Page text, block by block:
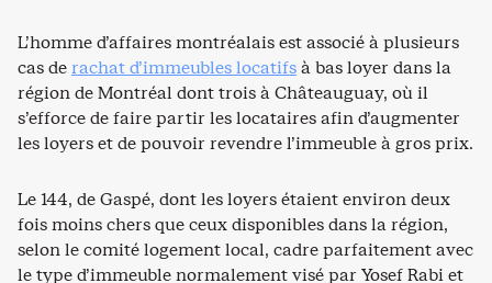
L’homme d’affaires montréalais est associé à plusieurs
cas derachat d’immeubles locatifsà bas loyer dans la
région de Montréal dont trois à Châteauguay, où il
s’efforce de faire partir les locataires afin d’augmenter
les loyers et de pouvoir revendre l’immeuble à gros prix.
Le 144, de Gaspé, dont les loyers étaient environ deux
fois moins chers que ceux disponibles dans la région,
selon le comité logement local, cadre parfaitement avec
le type d’immeuble normalement visé par Yosef Rabi et